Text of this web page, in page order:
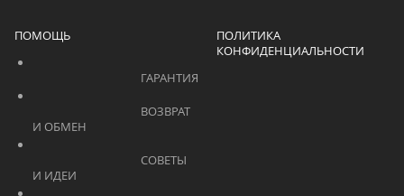
ПОМОЩЬ
ПОЛИТИКА
КОНФИДЕНЦИАЛЬНОСТИ